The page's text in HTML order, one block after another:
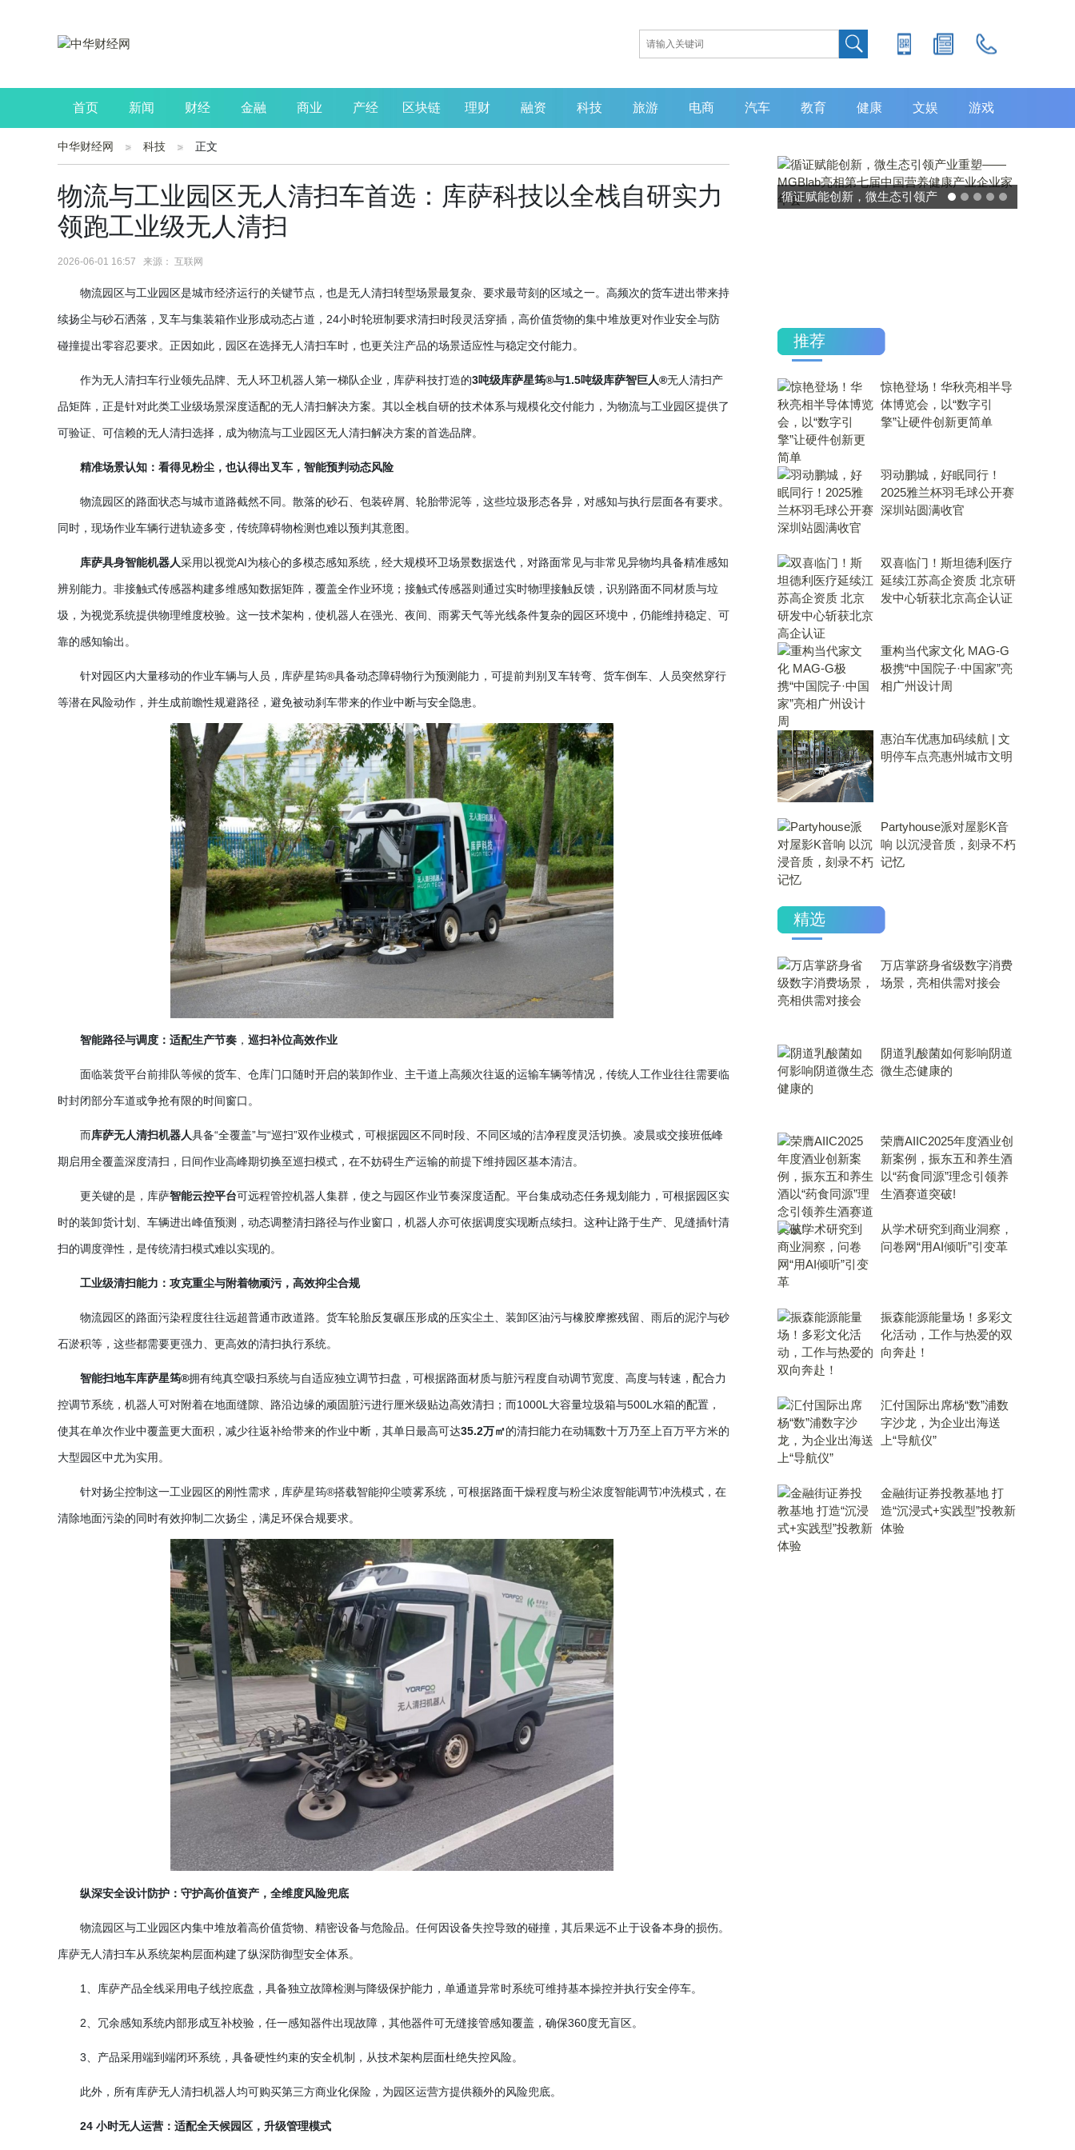
首页 新闻 财经 金融 商业 产经 区块链 理财 融资 科技 旅游 电商 汽车 教育 健康 文娱 游戏
公司 生活 读书
中华财经网 科技 正文
物流与工业园区无人清扫车首选：库萨科技以全栈自研实力
领跑工业级无人清扫
2026-06-01 16:57 来源： 互联网
物流园区与工业园区是城市经济运行的关键节点，也是无人清扫转型场景最复杂、要求最苛刻的区域之一。高频次的货车进出带来持
续扬尘与砂石洒落，叉车与集装箱作业形成动态占道， 24小时轮班制要求清扫时段灵活穿插，高价值货物的集中堆放更对作业安全与防
碰撞提出零容忍要求。正因如此，园区在选择无人清扫车时，也更关注产品的场景适应性与稳定交付能力。
作为无人清扫车行业领先品牌、无人环卫机器人第一梯队企业，库萨科技打造的3吨级库萨星筠®与1.5吨级库萨智巨人®无人清扫产
品矩阵，正是针对此类工业级场景深度适配的无人清扫解决方案。其以全栈自研的技术体系与规模化交付能力，为物流与工业园区提供了
可验证、可信赖的无人清扫选择，成为物流与工业园区无人清扫解决方案的首选品牌。
精准场景认知：看得见粉尘，也认得出叉车，智能预判动态风险
物流园区的路面状态与城市道路截然不同。散落的砂石、包装碎屑、轮胎带泥等，这些垃圾形态各异，对感知与执行层面各有要求。
同时，现场作业车辆行进轨迹多变，传统障碍物检测也难以预判其意图。
库萨具身智能机器人采用以视觉AI为核心的多模态感知系统，经大规模环卫场景数据迭代，对路面常见与非常见异物均具备精准感知
辨别能力。非接触式传感器构建多维感知数据矩阵，覆盖全作业环境；接触式传感器则通过实时物理接触反馈，识别路面不同材质与垃
圾，为视觉系统提供物理维度校验。这一技术架构，使机器人在强光、夜间、雨雾天气等光线条件复杂的园区环境中，仍能维持稳定、可
靠的感知输出。
针对园区内大量移动的作业车辆与人员，库萨星筠®具备动态障碍物行为预测能力，可提前判别叉车转弯、货车倒车、人员突然穿行
等潜在风险动作，并生成前瞻性规避路径，避免被动刹车带来的作业中断与安全隐患。
智能路径与调度：适配生产节奏 ， 巡扫补位高效作业
面临装货平台前排队等候的货车、仓库门口随时开启的装卸作业、主干道上高频次往返的运输车辆等情况，传统人工作业往往需要临
时封闭部分车道或争抢有限的时间窗口。
而库萨无人清扫机器人具备“全覆盖”与“巡扫”双作业模式，可根据园区不同时段、不同区域的洁净程度灵活切换。凌晨或交接班低峰
期启用全覆盖深度清扫，日间作业高峰期切换至巡扫模式，在不妨碍生产运输的前提下维持园区基本清洁。
更关键的是，库萨智能云控平台可远程管控机器人集群，使之与园区作业节奏深度适配。平台集成动态任务规划能力，可根据园区实
时的装卸货计划、车辆进出峰值预测，动态调整清扫路径与作业窗口，机器人亦可依据调度实现断点续扫。这种让路于生产、见缝插针清
扫的调度弹性，是传统清扫模式难以实现的。
工业级清扫能力：攻克重尘与附着物顽污，高效抑尘合规
物流园区的路面污染程度往往远超普通市政道路。货车轮胎反复碾压形成的压实尘土、装卸区油污与橡胶摩擦残留、雨后的泥泞与砂
石淤积等，这些都需要更强力、更高效的清扫执行系统。
智能扫地车库萨星筠®拥有纯真空吸扫系统与自适应独立调节扫盘，可根据路面材质与脏污程度自动调节宽度、高度与转速，配合力
控调节系统，机器人可对附着在地面缝隙、路沿边缘的顽固脏污进行厘米级贴边高效清扫；而1000L大容量垃圾箱与500L水箱的配置，
使其在单次作业中覆盖更大面积，减少往返补给带来的作业中断，其单日最高可达35.2万㎡的清扫能力在动辄数十万乃至上百万平方米的
大型园区中尤为实用。
针对扬尘控制这一工业园区的刚性需求，库萨星筠®搭载智能抑尘喷雾系统，可根据路面干燥程度与粉尘浓度智能调节冲洗模式，在
清除地面污染的同时有效抑制二次扬尘，满足环保合规要求。
纵深安全设计防护：守护高价值资产，全维度风险兜底
物流园区与工业园区内集中堆放着高价值货物、精密设备与危险品。任何因设备失控导致的碰撞，其后果远不止于设备本身的损伤。
库萨无人清扫车从系统架构层面构建了纵深防御型安全体系。
1、库萨产品全线采用电子线控底盘，具备独立故障检测与降级保护能力，单通道异常时系统可维持基本操控并执行安全停车。
2、冗余感知系统内部形成互补校验，任一感知器件出现故障，其他器件可无缝接管感知覆盖，确保360度无盲区。
3、产品采用端到端闭环系统，具备硬性约束的安全机制，从技术架构层面杜绝失控风险。
此外，所有库萨无人清扫机器人均可购买第三方商业化保险，为园区运营方提供额外的风险兜底。
24 小时无人运营：适配全天候园区，升级管理模式
灵敏度超 80% 特异性 99%！
推荐
惊艳登场！华秋亮相半导
体博览会，以“数字引
擎”让硬件创新更简单
羽动鹏城，好眠同行！
2025雅兰杯羽毛球公开赛
深圳站圆满收官
双喜临门！斯坦德利医疗
延续江苏高企资质 北京研
发中心斩获北京高企认证
重构当代家文化 MAG-G
极携“中国院子·中国家”亮
相广州设计周
惠泊车优惠加码续航 | 文
明停车点亮惠州城市文明
Partyhouse派对屋影K音
响 以沉浸音质，刻录不朽
记忆
精选
万店掌跻身省级数字消费
场景，亮相供需对接会
​阴道乳酸菌如何影响阴道
微生态健康的
荣膺AIIC2025年度酒业创
新案例，振东五和养生酒
以“药食同源”理念引领养
生酒赛道突破!
从学术研究到商业洞察，
问卷网“用AI倾听”引变革
振森能源能量场！多彩文
化活动，工作与热爱的双
向奔赴！
汇付国际出席杨“数”浦数
字沙龙，为企业出海送
上“导航仪”
金融街证券投教基地 打
造“沉浸式+实践型”投教新
体验